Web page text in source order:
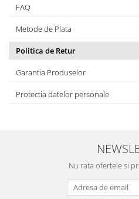
FAQ
Metode de Plata
Politica de Retur
Garantia Produselor
Protectia datelor personale
Nu rata ofertele si